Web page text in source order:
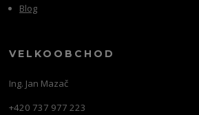
Blog
VELKOOBCHOD
Ing. Jan Mazač
+420 737 977 223